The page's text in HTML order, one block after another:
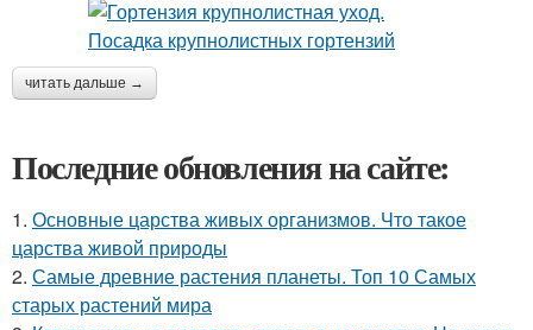
читать дальше →
Последние обновления на сайте:
1. Основные царства живых организмов. Что такое
царства живой природы
2. Самые древние растения планеты. Топ 10 Самых
старых растений мира